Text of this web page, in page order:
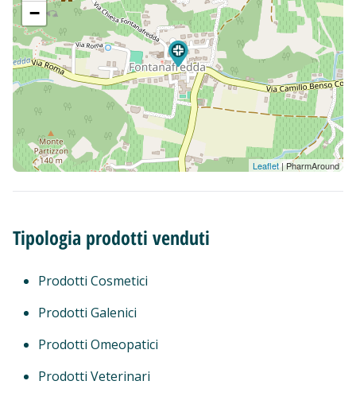
−
Leaflet | PharmAround
Tipologia prodotti venduti
Prodotti Cosmetici
Prodotti Galenici
Prodotti Omeopatici
Prodotti Veterinari